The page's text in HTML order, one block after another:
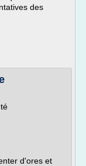
des
d'ores et